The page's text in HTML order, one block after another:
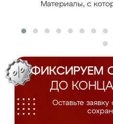
Материалы, с
ФИКСИРУЕМ
ДО КОНЦА
Оставьте заявку